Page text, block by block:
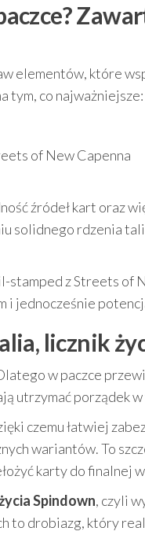
elementów, które
tym, co
of New Capenna
źródeł kart oraz
solidnego rdzenia
z Streets of
i jednocześnie
licznik
w paczce
utrzymać porządek
czemu łatwiej
wariantów. To
karty do finalnej
Spindown, czyli
to drobiazg, który